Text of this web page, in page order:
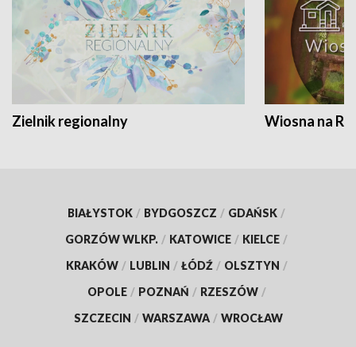
Zielnik regionalny Wiosna na
BIAŁYSTOK / BYDGOSZCZ / GDAŃSK /
GORZÓW WLKP. / KATOWICE / KIELCE /
KRAKÓW / LUBLIN / ŁÓDŹ / OLSZTYN /
OPOLE / POZNAŃ / RZESZÓW /
SZCZECIN / WARSZAWA / WROCŁAW